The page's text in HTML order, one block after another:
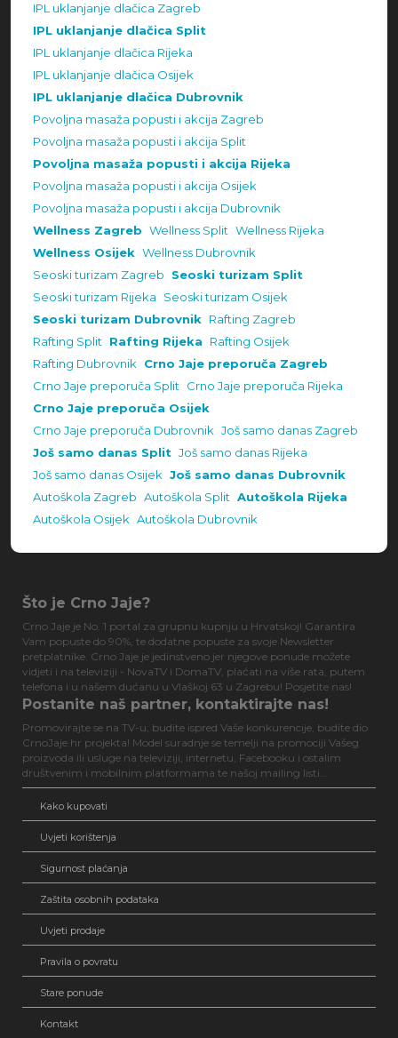
IPL uklanjanje dlačica Zagreb
IPL uklanjanje dlačica Split
IPL uklanjanje dlačica Rijeka
IPL uklanjanje dlačica Osijek
IPL uklanjanje dlačica Dubrovnik
Povoljna masaža popusti i akcija Zagreb
Povoljna masaža popusti i akcija Split
Povoljna masaža popusti i akcija Rijeka
Povoljna masaža popusti i akcija Osijek
Povoljna masaža popusti i akcija Dubrovnik
Wellness Zagreb Wellness Split Wellness Rijeka
Wellness Osijek Wellness Dubrovnik
Seoski turizam Zagreb
Seoski turizam Split
Seoski turizam Rijeka
Seoski turizam Osijek
Seoski turizam Dubrovnik Rafting Zagreb
Rafting Split Rafting Rijeka
Rafting Osijek
Rafting Dubrovnik Crno Jaje preporuča Zagreb
Crno Jaje preporuča Split Crno Jaje preporuča Rijeka
Crno Jaje preporuča Osijek
Crno Jaje preporuča Dubrovnik Još samo danas Zagreb
Još samo danas Split Još samo danas Rijeka
Još samo danas Osijek Još samo danas Dubrovnik
Autoškola Zagreb Autoškola Split Autoškola Rijeka
Autoškola Osijek Autoškola Dubrovnik
Što je Crno Jaje?
Crno Jaje je No. 1 portal za grupnu kupnju u Hrvatskoj! Garantira
Vam popuste do 90%, te dodatne popuste za svoje Newsletter
pretplatnike. Crno Jaje je jedinstveno jer njegove ponude možete
vidjeti i na televiziji - NovaTV i DomaTV, plaćati na više rata, putem
telefona i u našem dućanu u Vlaškoj 63 u Zagrebu! Posjetite nas!
Postanite naš partner, kontaktirajte nas!
Promovirajte se na TV-u, budite ispred Vaše konkurencije, budite dio
CrnoJaje.hr projekta! Model suradnje se temelji na promociji Vašeg
proizvoda ili usluge na televiziji, internetu, Facebooku i ostalim
društvenim i mobilnim platformama te našoj mailing listi...
Kako kupovati
Uvjeti korištenja
Sigurnost plaćanja
Zaštita osobnih podataka
Uvjeti prodaje
Pravila o povratu
Stare ponude
Kontakt